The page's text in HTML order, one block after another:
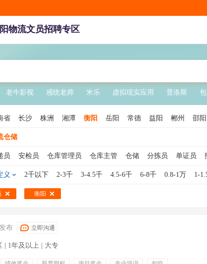
物流文员招聘专区
老牛影视 感统老师 米乐 虚拟现实应用 普洛斯
省 长沙 株洲 湘潭 衡阳 岳阳 常德 益阳 郴州 邵阳
仓储
员 安检员 仓库管理员 仓库主管 仓储 分拣员 单证员
装箱业务 物流销售 京东快递员 仓库文员 装卸工 物流客
义 2千以下 2-3千 3-4.5千 4.5-6千 6-8千 0.8-1万 1-
衡阳
布 立即沟通
| 1年及以上 | 大专